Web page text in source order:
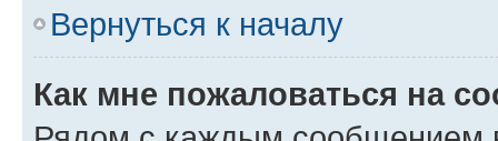
Вернуться к началу
Как мне пожаловаться на